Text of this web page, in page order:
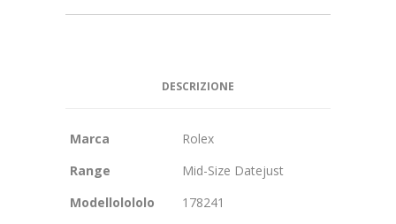
DESCRIZIONE
Marca
Rolex
Range
Mid-Size Datejust
Modellolololo
178241